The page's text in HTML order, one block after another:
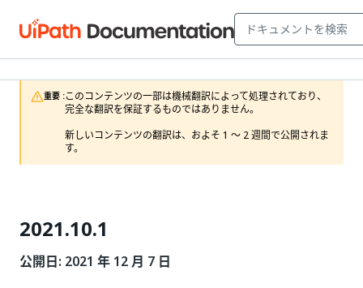
重要 :このコンテンツの一部は機械翻訳によって処理されており、
完全な翻訳を保証するものではありません。
新しいコンテンツの翻訳は、およそ 1 ～ 2 週間で公開されま
す。
2021.10.1
公開日: 2021 年 12 月 7 日